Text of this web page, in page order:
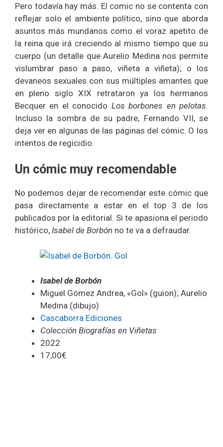
Pero todavía hay más. El comic no se contenta con
reflejar solo el ambiente político, sino que aborda
asuntos más mundanos como el voraz apetito de
la reina que irá creciendo al mismo tiempo que su
cuerpo (un detalle que Aurelio Medina nos permite
vislumbrar paso a paso, viñeta a viñeta); o los
devaneos sexuales con sus múltiples amantes que
en pleno siglo XIX retrataron ya los hermanos
Becquer en el conocido Los borbones en pelotas.
Incluso la sombra de su padre, Fernando VII, se
deja ver en algunas de las páginas del cómic. O los
intentos de regicidio.
Un cómic muy recomendable
No podemos dejar de recomendar este cómic que
pasa directamente a estar en el top 3 de los
publicados por la editorial. Si te apasiona el periodo
histórico, Isabel de Borbón no te va a defraudar.
Isabel de Borbón
Miguel Gómez Andrea, «Gol» (guion); Aurelio
Medina (dibujo)
Cascaborra Ediciones
Colección Biografías en Viñetas
2022
17,00€